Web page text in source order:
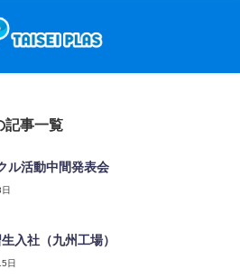
記事一覧
ル活動中間発表会
入社（九州工場）
日